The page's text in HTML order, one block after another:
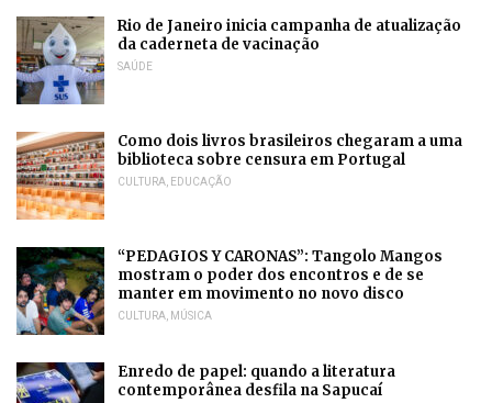
Rio de Janeiro inicia campanha de atualização
da caderneta de vacinação
SAÚDE
Como dois livros brasileiros chegaram a uma
biblioteca sobre censura em Portugal
CULTURA, EDUCAÇÃO
“PEDAGIOS Y CARONAS”: Tangolo Mangos
mostram o poder dos encontros e de se
manter em movimento no novo disco
CULTURA, MÚSICA
Enredo de papel: quando a literatura
contemporânea desfila na Sapucaí